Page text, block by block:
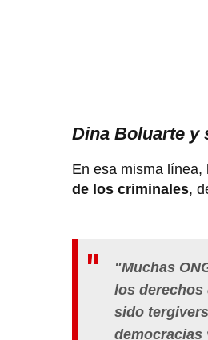
Dina Boluarte y
En esa misma
de los criminales,
"Muchas
los derechos
sido
democracias